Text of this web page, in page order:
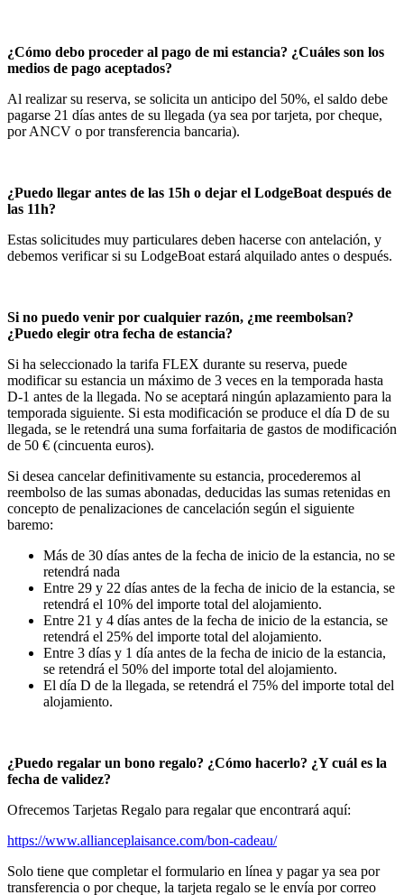
¿Cómo debo proceder al pago de mi estancia? ¿Cuáles son los
medios de pago aceptados?
Al realizar su reserva, se solicita un anticipo del 50%, el saldo debe
pagarse 21 días antes de su llegada (ya sea por tarjeta, por cheque,
por ANCV o por transferencia bancaria).
¿Puedo llegar antes de las 15h o dejar el LodgeBoat después de
las 11h?
Estas solicitudes muy particulares deben hacerse con antelación, y
debemos verificar si su LodgeBoat estará alquilado antes o después.
Si no puedo venir por cualquier razón, ¿me reembolsan?
¿Puedo elegir otra fecha de estancia?
Si ha seleccionado la tarifa FLEX durante su reserva, puede
modificar su estancia un máximo de 3 veces en la temporada hasta
D-1 antes de la llegada. No se aceptará ningún aplazamiento para la
temporada siguiente. Si esta modificación se produce el día D de su
llegada, se le retendrá una suma forfaitaria de gastos de modificación
de 50 € (cincuenta euros).
Si desea cancelar definitivamente su estancia, procederemos al
reembolso de las sumas abonadas, deducidas las sumas retenidas en
concepto de penalizaciones de cancelación según el siguiente
baremo:
Más de 30 días antes de la fecha de inicio de la estancia, no se
retendrá nada
Entre 29 y 22 días antes de la fecha de inicio de la estancia, se
retendrá el 10% del importe total del alojamiento.
Entre 21 y 4 días antes de la fecha de inicio de la estancia, se
retendrá el 25% del importe total del alojamiento.
Entre 3 días y 1 día antes de la fecha de inicio de la estancia,
se retendrá el 50% del importe total del alojamiento.
El día D de la llegada, se retendrá el 75% del importe total del
alojamiento.
¿Puedo regalar un bono regalo? ¿Cómo hacerlo? ¿Y cuál es la
fecha de validez?
Ofrecemos Tarjetas Regalo para regalar que encontrará aquí:
https://www.allianceplaisance.com/bon-cadeau/
Solo tiene que completar el formulario en línea y pagar ya sea por
transferencia o por cheque, la tarjeta regalo se le envía por correo